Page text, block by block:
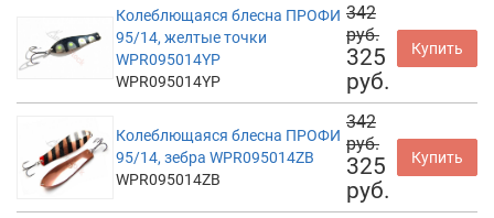
Колеблющаяся блесна ПРОФИ
95/14, желтые точки
WPR095014YP
WPR095014YP
342
руб.
325
руб.
Купить
Колеблющаяся блесна ПРОФИ
95/14, зебра WPR095014ZB
WPR095014ZB
342
руб.
325
руб.
Купить